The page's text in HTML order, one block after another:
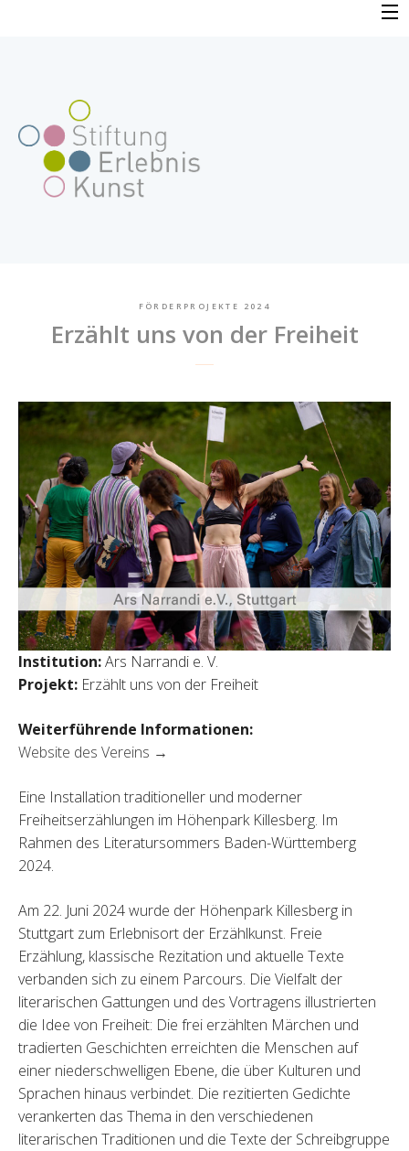
AKTUELLES
FÖRDERPROJEKTE 2024
Erzählt uns von der Freiheit
Institution:Ars Narrandi e. V.
Projekt: Erzählt uns von der Freiheit
Weiterführende Informationen:
Website des Vereins →
Eine Installation traditioneller und moderner
Freiheitserzählungen im Höhenpark Killesberg. Im
Rahmen des Literatursommers Baden-Württemberg
2024.
Am 22. Juni 2024 wurde der Höhenpark Killesberg in
Stuttgart zum Erlebnisort der Erzählkunst. Freie
Erzählung, klassische Rezitation und aktuelle Texte
verbanden sich zu einem Parcours. Die Vielfalt der
literarischen Gattungen und des Vortragens illustrierten
die Idee von Freiheit: Die frei erzählten Märchen und
tradierten Geschichten erreichten die Menschen auf
einer niederschwelligen Ebene, die über Kulturen und
Sprachen hinaus verbindet. Die rezitierten Gedichte
verankerten das Thema in den verschiedenen
literarischen Traditionen und die Texte der Schreibgruppe